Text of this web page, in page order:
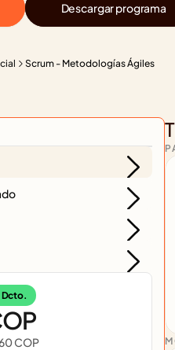
Descargar programa
Scrum - Metodologías Ágiles
COP